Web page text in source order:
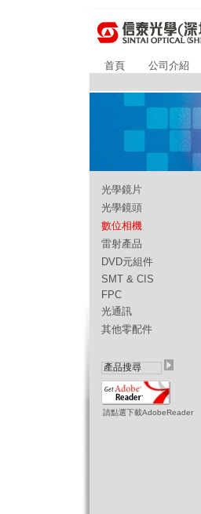
首頁 公司介紹
光學鏡片
光學鏡頭
數位相機
雷射產品
DVD元組件
SMT & CIS
FPC
光通訊
其他零配件
請點選下載AdobeReader